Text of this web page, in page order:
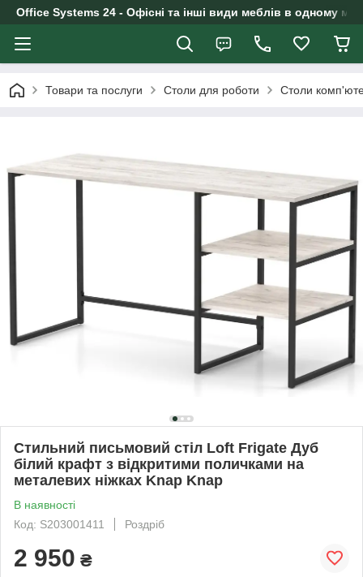
Office Systems 24 - Офісні та інші види меблів в одному
Товари та послуги Столи для роботи Столи
Стильний письмовий стіл Loft Frigate Дуб
білий крафт з відкритими поличками на
металевих ніжках Knap Knap
В наявності
Код: S203001411
Роздріб
2 950 ₴